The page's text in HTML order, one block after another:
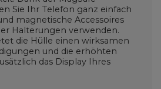
Sie Ihr Telefon ganz einfach
magnetische Accessoires
Halterungen verwenden.
die Hülle einen wirksamen
und die erhöhten
das Display Ihres